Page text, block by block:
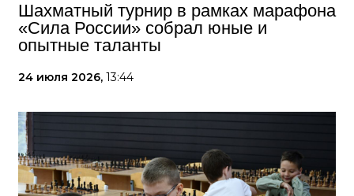
Шахматный турнир в рамках марафона
«Сила России» собрал юные и
опытные таланты
24 июля 2026, 13:44